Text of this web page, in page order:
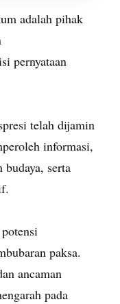
adalah pihak
pernyataan
telah dijamin
informasi,
serta
paksa.
ancaman
pada